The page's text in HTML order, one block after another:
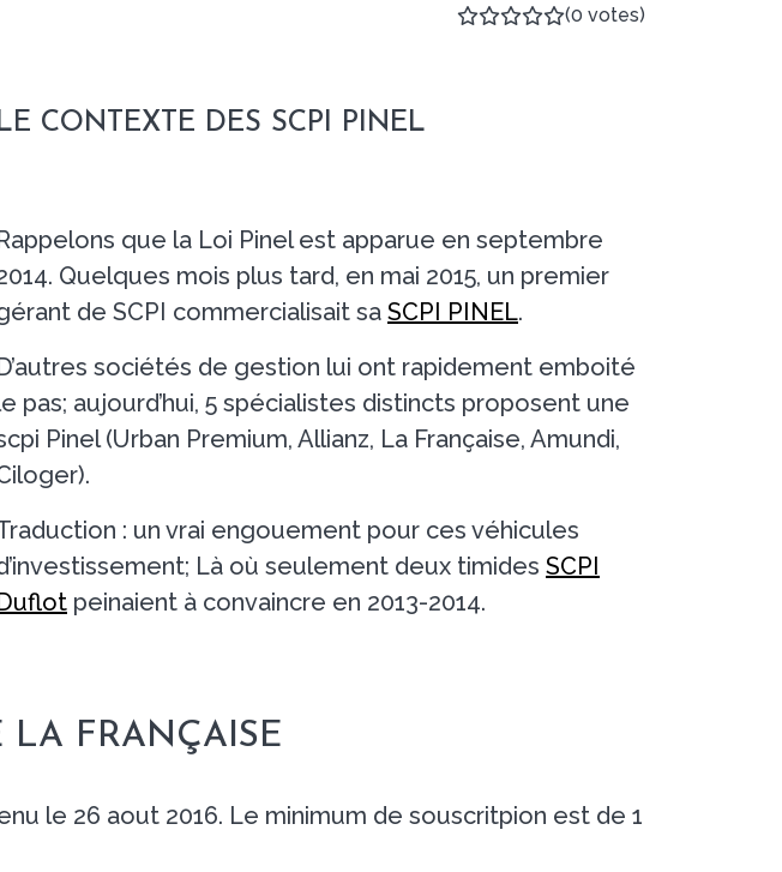
(0 votes)
CONTEXTE DES SCPI PINEL
que la Loi Pinel est apparue en septembre
Quelques mois plus tard, en mai 2015, un premier
de SCPI commercialisait sa SCPI PINEL.
sociétés de gestion lui ont rapidement emboité
pas; aujourd’hui, 5 spécialistes distincts proposent une
Pinel (Urban Premium, Allianz, La Française, Amundi,
: un vrai engouement pour ces véhicules
Là où seulement deux timides SCPI
peinaient à convaincre en 2013-2014.
LA FRANÇAISE
le 26 aout 2016. Le minimum de souscritpion est de 1